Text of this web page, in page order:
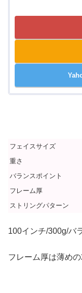
フェイスサイズ
重さ
バランスポイント
フレーム厚
ストリングパターン
100インチ/300g/バ
フレーム厚は薄め